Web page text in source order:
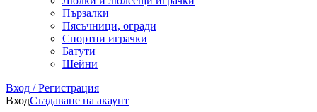
Пързалки
Пясъчници, огради
Спортни играчки
Батути
Шейни
Вход / Регистрация
ВходСъздаване на акаунт